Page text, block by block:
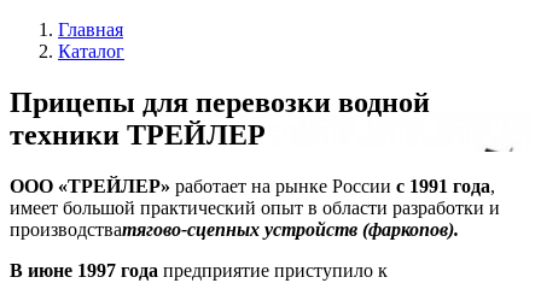
Главная
Каталог
Прицепы для перевозки водной
техники ТРЕЙЛЕР
ООО «ТРЕЙЛЕР» работает на рынке России с 1991 года,
имеет большой практический опыт в области разработки и
производстватягово-сцепных устройств (фаркопов).
В июне 1997 года предприятие приступило к